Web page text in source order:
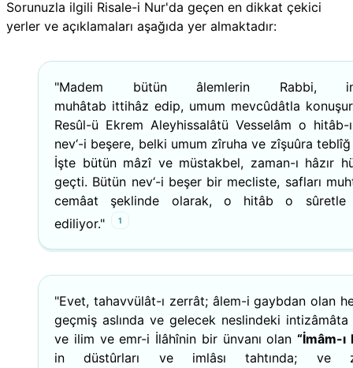
Sorunuzla ilgili Risale-i Nur'da geçen en dikkat çekici
yerler ve açıklamaları aşağıda yer almaktadır:
"Madem bütün âlemlerin Rabbi,
muhâtab ittihâz edip, umum mevcûdâtla
Resûl-ü Ekrem Aleyhissalâtü Vesselâm o hitâb-
nev‘-i beşere, belki umum zîruha ve zîşuûra
İşte bütün mâzî ve müstakbel, zaman-ı hâzır
geçti. Bütün nev‘-i beşer bir mecliste, safları
cemâat şeklinde olarak, o hitâb o sûretle
ediliyor."
1
"Evet, tahavvülât-ı zerrât; âlem-i gaybdan olan
geçmiş aslında ve gelecek neslindeki intizâmâta
ve ilim ve emr-i İlâhînin bir ünvanı olan“İmâm-ı
in düstûrları ve imlâsı tahtında; ve